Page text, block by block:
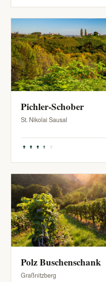
Pichler-Schober
St. Nikolai Sausal
Polz Buschenschank
Graßnitzberg